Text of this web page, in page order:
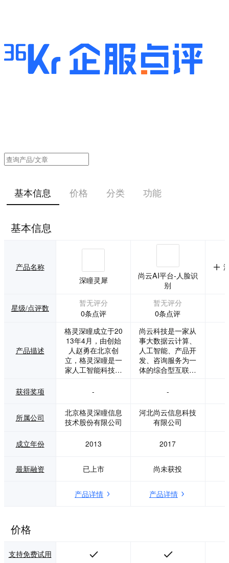
基本信息 价格 分类 功能
基本信息
产品名称
深瞳灵犀
尚云AI平台-人脸识
别
星级/点评数
暂无评分
0条点评
暂无评分
0条点评
产品描述
格灵深瞳成立于20
13年4月，由创始
人赵勇在北京创
立，格灵深瞳是一
家人工智能科技公
的产品和服务，针
对客户不同的场景
需求提供应用软
及云服务等。目
户已经覆盖安防、
尚云科技是一家从
事大数据云计算、
人工智能、产品开
发、咨询服务为一
体的综合型互联网
语言处理和数据服
务，涵盖图片和视
频处理，主打人脸
e框架和海量数据训
法识别准确率高。
务，支持毫秒级的
整业务代码，实现
获得奖项 - -
所属公司
北京格灵深瞳信息
技术股份有限公司
河北尚云信息科技
有限公司
成立年份 2013 2017
最新融资 已上市 尚未获投
产品详情 产品详情
价格
支持免费试用